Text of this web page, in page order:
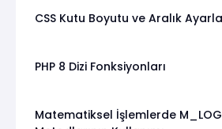
CSS Kutu Boyutu ve Aralık
PHP 8 Dizi Fonksiyonları
Matematiksel İşlemlerde